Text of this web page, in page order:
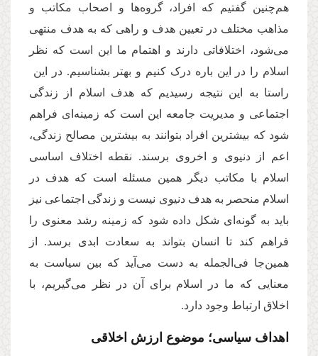
هم‌چنین گفتیم که افراد، گروه‌ها و اصحاب مکاتب و
مذاهب مختلف در تعیین هدف و راهی که به هدف منتهی
می‌شود، اختلافاتی دارند و اهتمام ما این است که نظر
اسلام را در این باره درک کنیم و بهتر بشناسیم. در این
راستا به این نتیجه رسیدیم که هدف اسلام از زندگی
اجتماعی و مدیریت جامعه این است که زمینه‌ای فراهم
شود که بیشترین افراد بتوانند به بیشترین مصالح زندگی‌،
اعم از دنیوی و اخروی برسند. نقطه اختلاف اساسی
اسلام با مکاتب دیگر همین مسئله است که هدف در
اسلام منحصر به هدف دنیوی نیست و زندگی اجتماعی نیز
باید به گونه‌ای شکل داده شود که زمینه رشد معنوی را
فراهم کند تا انسان بتواند به سعادت ابدی برسد. از
همین‌جا فی‌الجمله به دست می‌آید که بین سیاست به
معنایی که ما در اسلام برای آن در نظر می‌گیریم، با
اخلاق ارتباط وجود دارد.
اهداف سیاسی؛ موضوع ارزش اخلاقی